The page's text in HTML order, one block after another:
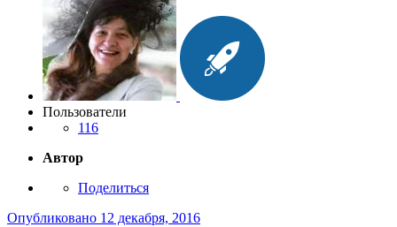
Пользователи
116
Автор
Поделиться
Опубликовано 12 декабря, 2016